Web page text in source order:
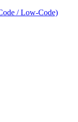
/ Low-Code)